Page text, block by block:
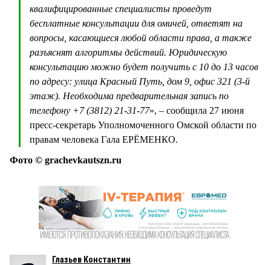
квалифицированные специалисты проведут
бесплатные консультации для омичей, ответят на
вопросы, касающиеся любой области права, а также
разъяснят алгоритмы действий. Юридическую
консультацию можно будет получить с 10 до 13 часов
по адресу: улица Красный Путь, дом 9, офис 321 (3-й
этаж). Необходима предварительная запись по
телефону +7 (3812) 21-31-77», – сообщила 27 июня
пресс-секретарь Уполномоченного Омской области по
правам человека Гала ЕРЁМЕНКО.
Фото © grachevkautszn.ru
Глазьев Константин